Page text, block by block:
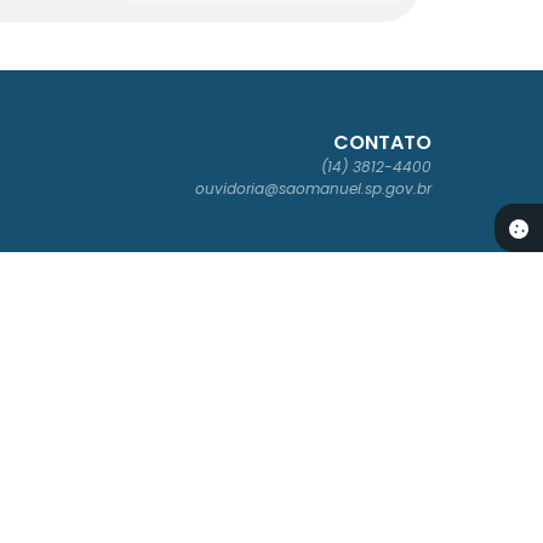
CONTATO
(14) 3812-4400
ouvidoria@saomanuel.sp.gov.br